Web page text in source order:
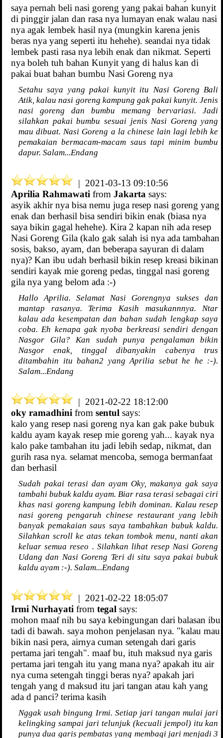
saya pernah beli nasi goreng yang pakai bahan kunyit
di pinggir jalan dan rasa nya lumayan enak walau nasi
nya agak lembek hasil nya (mungkin karena jenis
beras nya yang seperti itu hehehe). seandai nya tidak
lembek pasti rasa nya lebih enak dan nikmat. Seperti
nya boleh tuh bahan Kunyit yang di halus kan di
pakai buat bahan bumbu Nasi Goreng nya
Setahu saya yang pakai kunyit itu Nasi Goreng Bali
Atik, kalau nasi goreng kampung gak pakai kunyit. Jenis
nasi goreng dan bumbu memang bervariasi. Jadi
silahkan pakai bumbu sesuai jenis Nasi Goreng yang
mau dibuat. Nasi Goreng a la chinese lain lagi lebih ke
pemakaian bermacam-macam saus tapi minim bumbu
dapur. Salam...Endang
| 2021-03-13 09:10:56
Aprilia Rahmawati from Jakarta says:
asyik akhir nya bisa nemu juga resep nasi goreng yang
enak dan berhasil bisa sendiri bikin enak (biasa nya
saya bikin gagal hehehe). Kira 2 kapan nih ada resep
Nasi Goreng Gila (kalo gak salah isi nya ada tambahan
sosis, bakso, ayam, dan beberapa sayuran di dalam
nya)? Kan ibu udah berhasil bikin resep kreasi bikinan
sendiri kayak mie goreng pedas, tinggal nasi goreng
gila nya yang belom ada :-)
Hallo Aprilia. Selamat Nasi Gorengnya sukses dan
mantap rasanya. Terima Kasih masukannnya. Ntar
kalau ada kesempatan dan bahan sudah lengkap saya
coba. Eh kenapa gak nyoba berkreasi sendiri dengan
Nasgor Gila? Kan sudah punya pengalaman bikin
Nasgor enak, tinggal dibanyakin cabenya trus
ditambahin itu bahan2 yang Aprilia sebut he he :-).
Salam...Endang
| 2021-02-22 18:12:00
oky ramadhini from sentul says:
kalo yang resep nasi goreng nya kan gak pake bubuk
kaldu ayam kayak resep mie goreng yah... kayak nya
kalo pake tambahan itu jadi lebih sedap, nikmat, dan
gurih rasa nya. selamat mencoba, semoga bermanfaat
dan berhasil
Sudah pakai terasi dan ayam Oky, makanya gak saya
tambahi bubuk kaldu ayam. Biar rasa terasi sebagai ciri
khas nasi goreng kampung lebih dominan. Kalau resep
nasi goreng pengaruh chinese restaurant yang lebih
banyak pemakaian saus saya tambahkan bubuk kaldu.
Silahkan scroll ke atas tekan tombok menu, nanti akan
keluar semua reseo . Silahkan lihat resep Nasi Goreng
Udang dan Nasi Goreng Teri di situ saya pakai bubuk
kaldu ayam :-). Salam...Endang
| 2021-02-22 18:05:07
Irmi Nurhayati from tegal says:
mohon maaf nih bu saya kebingungan dari balasan ibu
tadi di bawah. saya mohon penjelasan nya. "kalau mau
bikin nasi pera, airnya cuman setengah dari garis
pertama jari tengah". maaf bu, ituh maksud nya garis
pertama jari tengah itu yang mana nya? apakah itu air
nya cuma setengah tinggi beras nya? apakah jari
tengah yang d maksud itu jari tangan atau kah yang
ada d panci? terima kasih
Nggak usah bingung Irmi. Setiap jari tangan mulai jari
kelingking sampai jari telunjuk (kecuali jempol) itu kan
punya dua garis pembatas yang membagi jari menjadi 3